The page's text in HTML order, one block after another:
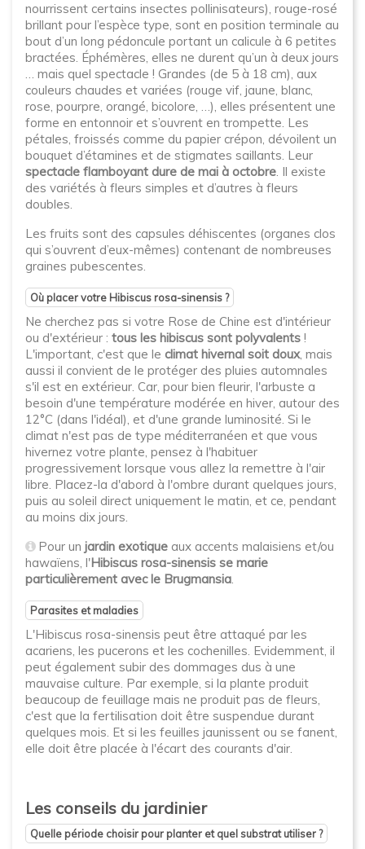
nourrissent certains insectes pollinisateurs), rouge-rosé
brillant pour l’espèce type, sont en position terminale au
bout d’un long pédoncule portant un calicule à 6 petites
bractées. Éphémères, elles ne durent qu’un à deux jours
… mais quel spectacle ! Grandes (de 5 à 18 cm), aux
couleurs chaudes et variées (rouge vif, jaune, blanc,
rose, pourpre, orangé, bicolore, …), elles présentent une
forme en entonnoir et s’ouvrent en trompette. Les
pétales, froissés comme du papier crépon, dévoilent un
bouquet d’étamines et de stigmates saillants. Leur
spectacle flamboyant dure de mai à octobre. Il existe
des variétés à fleurs simples et d’autres à fleurs
doubles.
Les fruits sont des capsules déhiscentes (organes clos
qui s’ouvrent d’eux-mêmes) contenant de nombreuses
graines pubescentes.
Où placer votre Hibiscus rosa-sinensis ?
Ne cherchez pas si votre Rose de Chine est d'intérieur
ou d'extérieur : tous les hibiscus sont polyvalents !
L'important, c'est que le climat hivernal soit doux, mais
aussi il convient de le protéger des pluies automnales
s'il est en extérieur. Car, pour bien fleurir, l'arbuste a
besoin d'une température modérée en hiver, autour des
12°C (dans l'idéal), et d'une grande luminosité. Si le
climat n'est pas de type méditerranéen et que vous
hivernez votre plante, pensez à l'habituer
progressivement lorsque vous allez la remettre à l'air
libre. Placez-la d'abord à l'ombre durant quelques jours,
puis au soleil direct uniquement le matin, et ce, pendant
au moins dix jours.
Pour un jardin exotique aux accents malaisiens et/ou
hawaïens, l'Hibiscus rosa-sinensis se marie
particulièrement avec le Brugmansia.
Parasites et maladies
L'Hibiscus rosa-sinensis peut être attaqué par les
acariens, les pucerons et les cochenilles. Evidemment, il
peut également subir des dommages dus à une
mauvaise culture. Par exemple, si la plante produit
beaucoup de feuillage mais ne produit pas de fleurs,
c'est que la fertilisation doit être suspendue durant
quelques mois. Et si les feuilles jaunissent ou se fanent,
elle doit être placée à l'écart des courants d'air.
Les conseils du jardinier
Quelle période choisir pour planter et quel substrat utiliser ?